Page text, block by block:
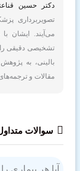
دکتر حسین
تصویربرداری
می‌آیند. ایشان
تشخیصی دقیقی را
بالینی، به
مقالات و
سوالات
آیا هر بیماری